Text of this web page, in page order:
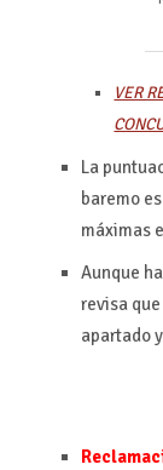
VER
La
baremo
máximas
Aunque
revisa
apartado